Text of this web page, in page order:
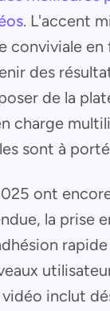
. L'accent
conviviale
des
de la
charge
sont à
ont
la prise
inclut